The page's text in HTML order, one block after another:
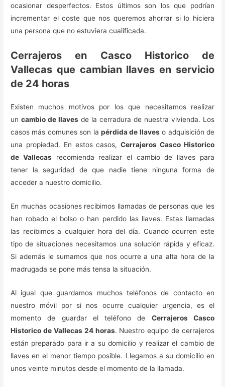
ocasionar desperfectos. Estos últimos son los que podrían
incrementar el coste que nos queremos ahorrar si lo hiciera
una persona que no estuviera cualificada.
Cerrajeros en Casco Historico de
Vallecas que cambian llaves en servicio
de 24 horas
Existen muchos motivos por los que necesitamos realizar
uncambio de llaves de la cerradura de nuestra vivienda. Los
casos más comunes son la pérdida de llaveso adquisición de
una propiedad. En estos casos,Cerrajeros Casco Historico
de Vallecasrecomienda realizar el cambio de llaves para
tener la seguridad de que nadie tiene ninguna forma de
acceder a nuestro domicilio.
En muchas ocasiones recibimos llamadas de personas que les
han robado el bolso o han perdido las llaves. Estas llamadas
las recibimos a cualquier hora del día. Cuando ocurren este
tipo de situaciones necesitamos una solución rápida y eficaz.
Si además le sumamos que nos ocurre a una alta hora de la
madrugada se pone más tensa la situación.
Al igual que guardamos muchos teléfonos de contacto en
nuestro móvil por si nos ocurre cualquier urgencia, es el
momento de guardar el teléfono de Cerrajeros Casco
Historico de Vallecas 24 horas. Nuestro equipo de cerrajeros
están preparado para ir a su domicilio y realizar el cambio de
llaves en el menor tiempo posible. Llegamos a su domicilio en
unos veinte minutos desde el momento de la llamada.